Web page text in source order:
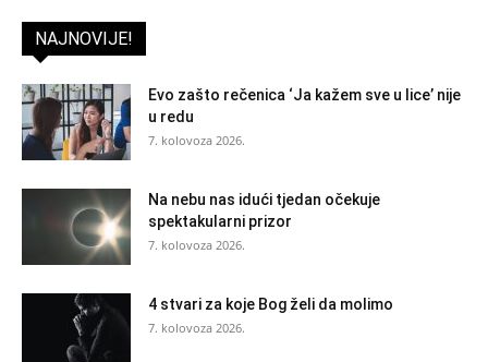
NAJNOVIJE!
Evo zašto rečenica ‘Ja kažem sve u lice’ nije
u redu
7. kolovoza 2026.
Na nebu nas idući tjedan očekuje
spektakularni prizor
7. kolovoza 2026.
4 stvari za koje Bog želi da molimo
7. kolovoza 2026.